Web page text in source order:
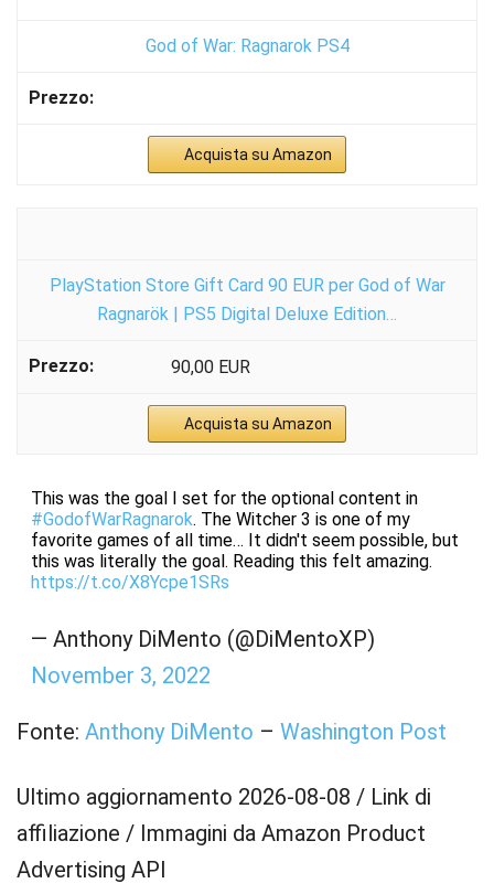
God of War: Ragnarok PS4
Acquista su Amazon
PlayStation Store Gift Card 90 EUR per God of War
Ragnarök | PS5 Digital Deluxe Edition…
90,00 EUR
Acquista su Amazon
This was the goal I set for the optional content in
#GodofWarRagnarok. The Witcher 3 is one of my
favorite games of all time… It didn't seem possible, but
this was literally the goal. Reading this felt amazing.
https://t.co/X8Ycpe1SRs
— Anthony DiMento (@DiMentoXP)
November 3, 2022
Fonte: Anthony DiMento – Washington Post
Ultimo aggiornamento 2026-08-08 / Link di
affiliazione / Immagini da Amazon Product
Advertising API